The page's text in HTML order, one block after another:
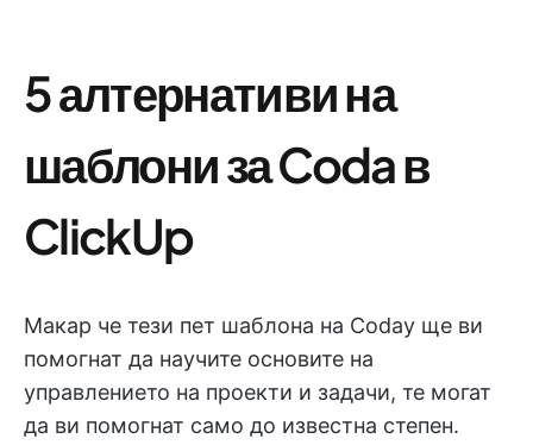
5 алтернативи на
шаблони за Coda в
ClickUp
Макар че тези пет шаблона на Coday ще ви
помогнат да научите основите на
управлението на проекти и задачи, те могат
да ви помогнат само до известна степен.